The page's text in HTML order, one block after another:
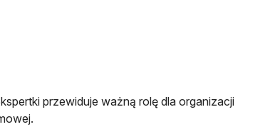
przewiduje ważną rolę dla organizacji